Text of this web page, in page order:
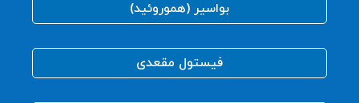
بواسیر (هموروئید)
فیستول مقعدی